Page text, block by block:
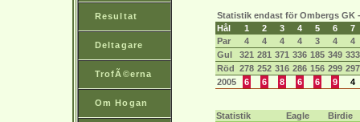
Resultat
Deltagare
TrofÃ©erna
Om Hogan
Statistik endast för Ombergs GK
Hål
1 2 3 4 5 6
7
Par
4 4 4 4 3 4
4
Gul
321 281 371 336 185 349 333
Röd 278 252 316 286 156 299 297
2005
6 6 8 6 6 9 4
Statistik Eagle
Birdie